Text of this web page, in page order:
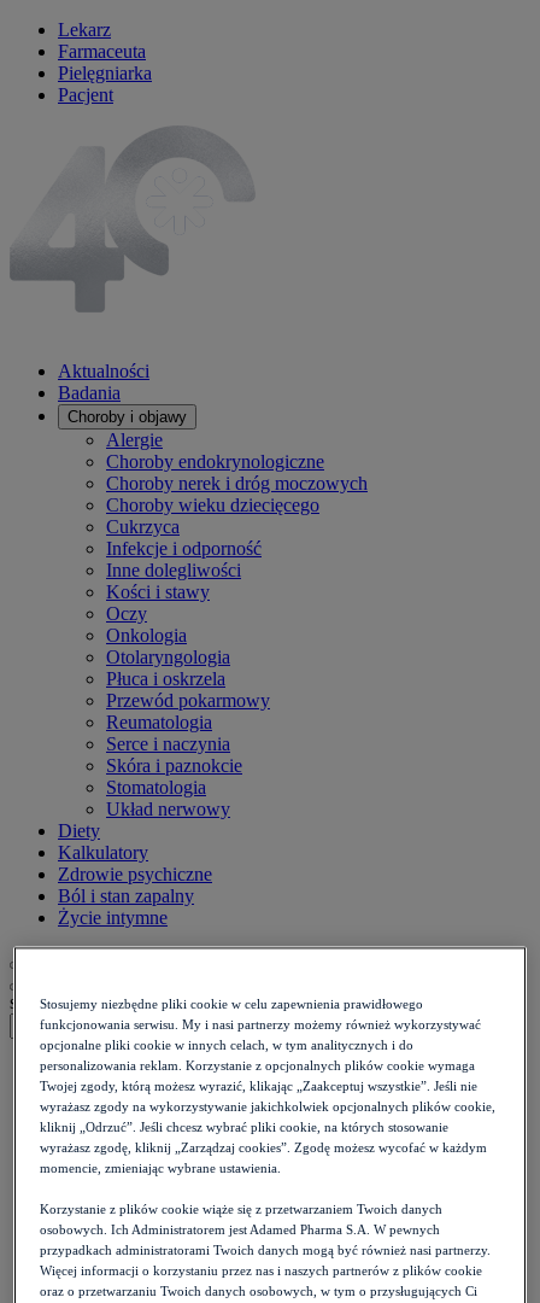
Lekarz
Farmaceuta
Pielęgniarka
Pacjent
Aktualności
Badania
Choroby i objawy
Alergie
Choroby endokrynologiczne
Choroby nerek i dróg moczowych
Choroby wieku dziecięcego
Cukrzyca
Infekcje i odporność
Inne dolegliwości
Kości i stawy
Oczy
Onkologia
Otolaryngologia
Płuca i oskrzela
Przewód pokarmowy
Reumatologia
Serce i naczynia
Skóra i paznokcie
Stomatologia
Układ nerwowy
Diety
Kalkulatory
Zdrowie psychiczne
Ból i stan zapalny
Życie intymne
szukaj
Strona główna >
Pacjent >
Choroby i objawy >
Skóra i paznokcie >
Atopowe zapalenie skóry - objawy, leczenie, profilaktyka
Stosujemy niezbędne pliki cookie w celu zapewnienia prawidłowego
funkcjonowania serwisu. My i nasi partnerzy możemy również wykorzystywać
opcjonalne pliki cookie w innych celach, w tym analitycznych i do
personalizowania reklam. Korzystanie z opcjonalnych plików cookie wymaga
Twojej zgody, którą możesz wyrazić, klikając „Zaakceptuj wszystkie”. Jeśli nie
wyrażasz zgody na wykorzystywanie jakichkolwiek opcjonalnych plików cookie,
kliknij „Odrzuć”. Jeśli chcesz wybrać pliki cookie, na których stosowanie
wyrażasz zgodę, kliknij „Zarządzaj cookies”. Zgodę możesz wycofać w każdym
momencie, zmieniając wybrane ustawienia.
Korzystanie z plików cookie wiąże się z przetwarzaniem Twoich danych
osobowych. Ich Administratorem jest Adamed Pharma S.A. W pewnych
przypadkach administratorami Twoich danych mogą być również nasi partnerzy.
Więcej informacji o korzystaniu przez nas i naszych partnerów z plików cookie
oraz o przetwarzaniu Twoich danych osobowych, w tym o przysługujących Ci